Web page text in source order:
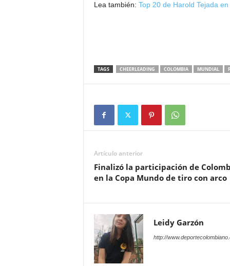
Lea también: Top 20 de Harold Tejada
TAGS CHEERLEADING COLOMBIA MUNDIAL
Artículo anterior
Finalizó la participación de
en la Copa Mundo de tiro con arco
Leidy Garzón
http://